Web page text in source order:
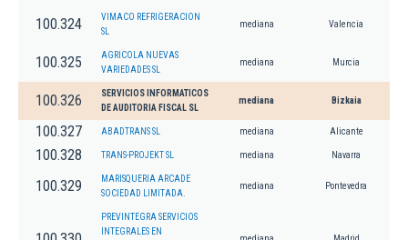
100.324
VIMACO REFRIGERACION
SL
mediana Valencia
100.325
AGRICOLA NUEVAS
VARIEDADES SL
mediana Murcia
100.326
SERVICIOS INFORMATICOS
DE AUDITORIA FISCAL SL
mediana Bizkaia
100.327 ABADTRANS SL mediana Alicante
100.328 TRANS-PROJEKT SL mediana Navarra
100.329
MARISQUERIA ARCADE
SOCIEDAD LIMITADA.
mediana Pontevedra
PREVINTEGRA SERVICIOS
INTEGRALES EN